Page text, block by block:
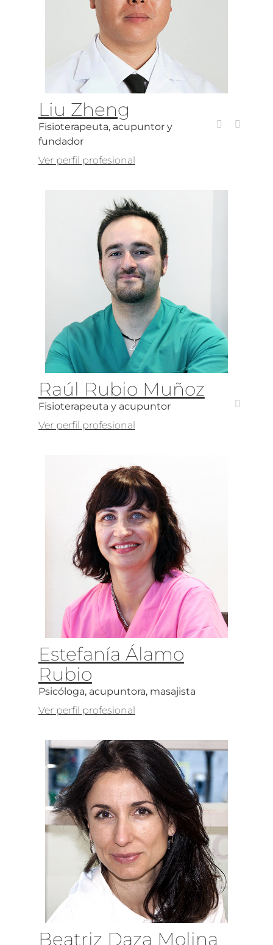
Liu Zheng
Fisioterapeuta, acupuntor y
fundador
Ver perfil profesional
Raúl Rubio Muñoz
Fisioterapeuta y acupuntor
Ver perfil profesional
Estefanía Álamo
Rubio
Psicóloga, acupuntora, masajista
Ver perfil profesional
Beatriz Daza Molina